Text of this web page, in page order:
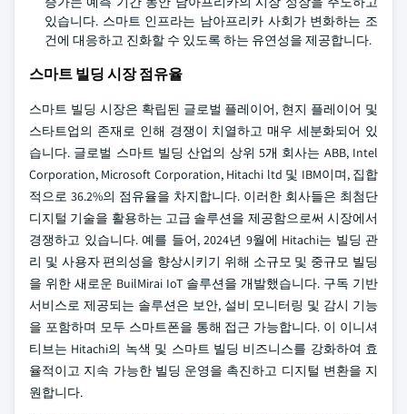
있습니다. 스마트 인프라는 남아프리카 사회가 변화하는 조
건에 대응하고 진화할 수 있도록 하는 유연성을 제공합니다.
스마트 빌딩 시장 점유율
스마트 빌딩 시장은 확립된 글로벌 플레이어, 현지 플레이어 및
스타트업의 존재로 인해 경쟁이 치열하고 매우 세분화되어 있
습니다. 글로벌 스마트 빌딩 산업의 상위 5개 회사는 ABB, Intel
Corporation, Microsoft Corporation, Hitachi ltd 및 IBM이며, 집합
적으로 36.2%의 점유율을 차지합니다. 이러한 회사들은 최첨단
디지털 기술을 활용하는 고급 솔루션을 제공함으로써 시장에서
경쟁하고 있습니다. 예를 들어, 2024년 9월에 Hitachi는 빌딩 관
리 및 사용자 편의성을 향상시키기 위해 소규모 및 중규모 빌딩
을 위한 새로운 BuilMirai IoT 솔루션을 개발했습니다. 구독 기반
서비스로 제공되는 솔루션은 보안, 설비 모니터링 및 감시 기능
을 포함하며 모두 스마트폰을 통해 접근 가능합니다. 이 이니셔
티브는 Hitachi의 녹색 및 스마트 빌딩 비즈니스를 강화하여 효
율적이고 지속 가능한 빌딩 운영을 촉진하고 디지털 변환을 지
원합니다.